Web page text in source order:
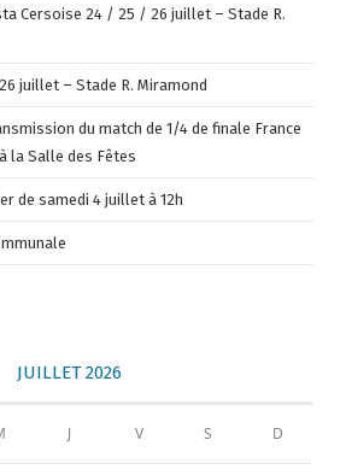
Cersoise 24 / 25 / 26 juillet – Stade R.
juillet – Stade R. Miramond
du match de 1/4 de finale France
la Salle des Fêtes
de samedi 4 juillet à 12h
JUILLET 2026
J V S D